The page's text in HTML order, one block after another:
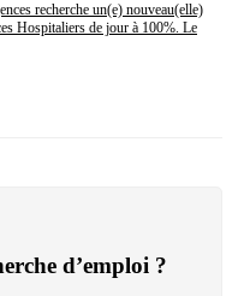
recherche un(e) nouveau(elle)
Hospitaliers de jour à 100%. Le
d’emploi ?